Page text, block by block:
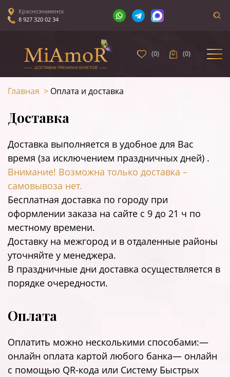
Краснознаменск
8 927 320 02 34
(0) (0)
Главная > Оплата и доставка
Доставка
Доставка выполняется в удобное для Вас
время (за исключением праздничных дней) .
Внимание! Возможна только доставка –
самовывоза нет.
Бесплатная доставка по городу при
оформлении заказа на сайте c 9 до 21 ч по
местному времени.
Доставку на межгород и в отдаленные районы
уточняйте у менеджера.
В праздничные дни доставка осуществляется в
порядке очередности.
Оплата
Оплатить можно несколькими способами:—
онлайн оплата картой любого банка— онлайн
с помощью QR-кода или Систему Быстрых